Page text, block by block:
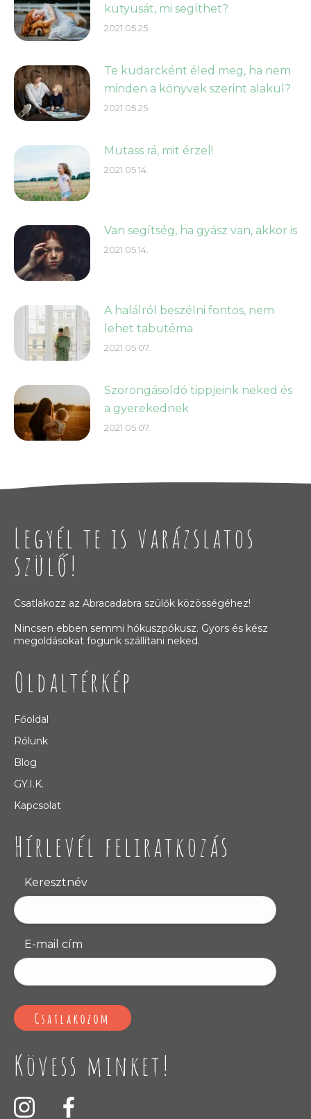
kutyusát, mi segíthet?
2021.05.25.
Te kudarcként éled meg, ha nem
minden a könyvek szerint alakul?
2021.05.25.
Mutass rá, mit érzel!
2021.05.14.
Van segítség, ha gyász van, akkor is
2021.05.14.
A halálról beszélni fontos, nem
lehet tabutéma
2021.05.07.
Szorongásoldó tippjeink neked és
a gyerekednek
2021.05.07.
Legyél te is varázslatos
szülő!
Csatlakozz az Abracadabra szülők közösségéhez!
Nincsen ebben semmi hókuszpókusz. Gyors és kész
megoldásokat fogunk szállítani neked.
Oldaltérkép
Főoldal
Rólunk
Blog
GY.I.K.
Kapcsolat
Hírlevél feliratkozás
Keresztnév
E-mail cím
Kövess minket!